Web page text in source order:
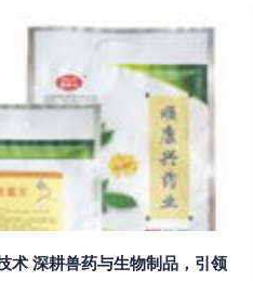
术 深耕兽药与生物制品，引领